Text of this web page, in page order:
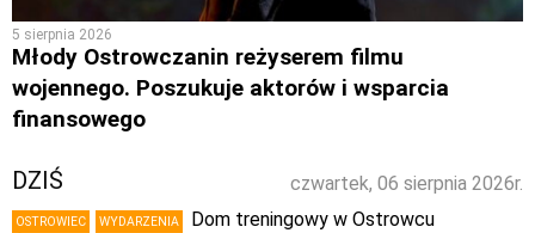
5 sierpnia 2026
Młody Ostrowczanin reżyserem filmu
wojennego. Poszukuje aktorów i wsparcia
finansowego
czwartek, 06 sierpnia 2026r.
DZIŚ
OSTROWIEC WYDARZENIA
Dom treningowy w Ostrowcu